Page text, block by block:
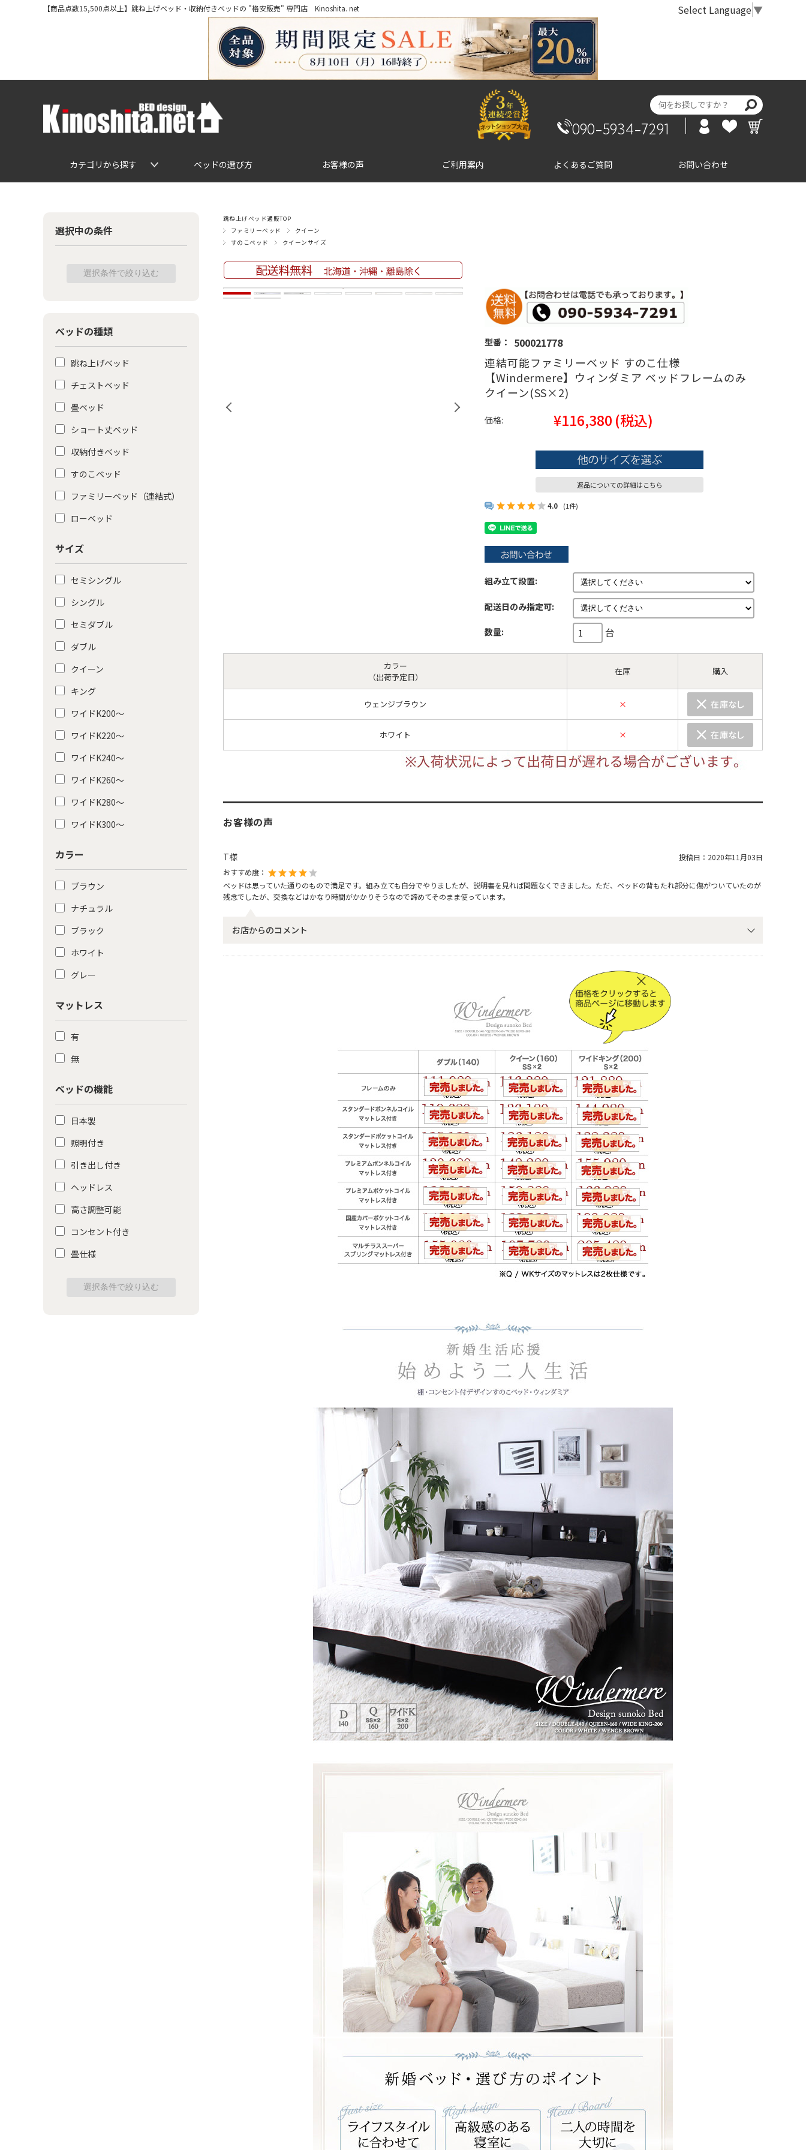
【商品点数15,500点以上】跳ね上げベッド・収納付きベッドの "格安販売" 専門店 Kinoshita. net Select Language▼
090-5934-7291
カテゴリから探す ベッドの選び方 お客様の声 ご利用案内 よくあるご質問 お問い合わせ
跳ね上げベッド通販TOP
ファミリーベッド
クイーン
すのこベッド
クイーンサイズ
型番： 500021778
連結可能ファミリーベッド すのこ仕様
【Windermere】ウィンダミア ベッドフレームのみ
クイーン(SS×2)
価格: ¥116,380 (税込)
返品についての詳細はこちら
4.0 (1件)
組み立て設置:
配送日のみ指定可:
数量: 台
カラー
（出荷予定日）
在庫 購入
ウェンジブラウン ×
ホワイト ×
お客様の声
T様 投稿日： 2020年11月03日
おすすめ度：
ベッドは思っていた通りのもので満足です。組み立ても自分でやりましたが、説明書を見れば問題なくできました。ただ、ベッドの背もたれ部分に傷がついていたのが
残念でしたが、交換などはかなり時間がかかりそうなので諦めてそのまま使っています。
お店からのコメント
選択中の条件
ベッドの種類
跳ね上げベッド
チェストベッド
畳ベッド
ショート丈ベッド
収納付きベッド
すのこベッド
ファミリーベッド（連結式）
ローベッド
サイズ
セミシングル
シングル
セミダブル
ダブル
クイーン
キング
ワイドK200〜
ワイドK220〜
ワイドK240〜
ワイドK260〜
ワイドK280〜
ワイドK300〜
カラー
ブラウン
ナチュラル
ブラック
ホワイト
グレー
マットレス
有
無
ベッドの機能
日本製
照明付き
引き出し付き
ヘッドレス
高さ調整可能
コンセント付き
畳仕様